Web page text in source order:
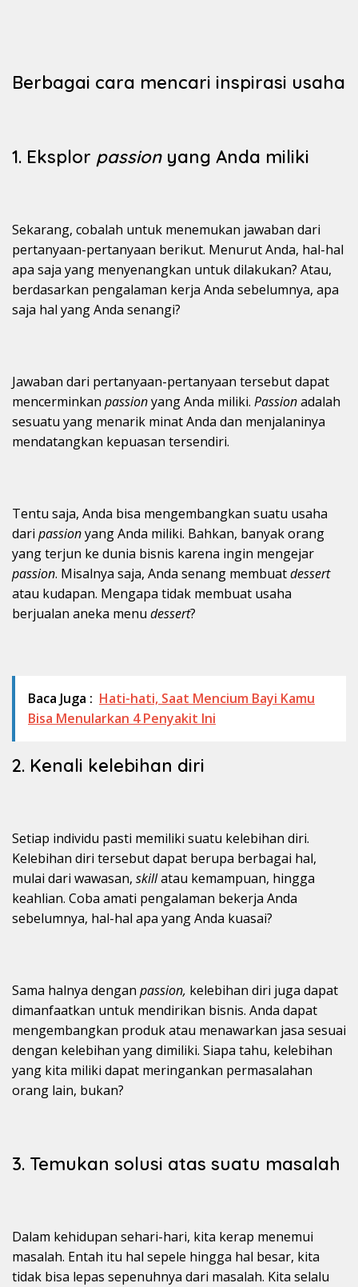
Berbagai cara mencari inspirasi usaha
1. Eksplor passionyang Anda miliki
Sekarang, cobalah untuk menemukan jawaban dari
pertanyaan-pertanyaan berikut. Menurut Anda, hal-hal
apa saja yang menyenangkan untuk dilakukan? Atau,
berdasarkan pengalaman kerja Anda sebelumnya, apa
saja hal yang Anda senangi?
Jawaban dari pertanyaan-pertanyaan tersebut dapat
mencerminkan passionyang Anda miliki. Passionadalah
sesuatu yang menarik minat Anda dan menjalaninya
mendatangkan kepuasan tersendiri.
Tentu saja, Anda bisa mengembangkan suatu usaha
dari passionyang Anda miliki. Bahkan, banyak orang
yang terjun ke dunia bisnis karena ingin mengejar
passion. Misalnya saja, Anda senang membuatdessert
atau kudapan. Mengapa tidak membuat usaha
berjualan aneka menu dessert?
Baca Juga : Hati-hati, Saat Mencium Bayi Kamu
Bisa Menularkan 4 Penyakit Ini
2. Kenali kelebihan diri
Setiap individu pasti memiliki suatu kelebihan diri.
Kelebihan diri tersebut dapat berupa berbagai hal,
mulai dari wawasan, skillatau kemampuan, hingga
keahlian. Coba amati pengalaman bekerja Anda
sebelumnya, hal-hal apa yang Anda kuasai?
Sama halnya dengan passion, kelebihan diri juga dapat
dimanfaatkan untuk mendirikan bisnis. Anda dapat
mengembangkan produk atau menawarkan jasa sesuai
dengan kelebihan yang dimiliki. Siapa tahu, kelebihan
yang kita miliki dapat meringankan permasalahan
orang lain, bukan?
3. Temukan solusi atas suatu masalah
Dalam kehidupan sehari-hari, kita kerap menemui
masalah. Entah itu hal sepele hingga hal besar, kita
tidak bisa lepas sepenuhnya dari masalah. Kita selalu